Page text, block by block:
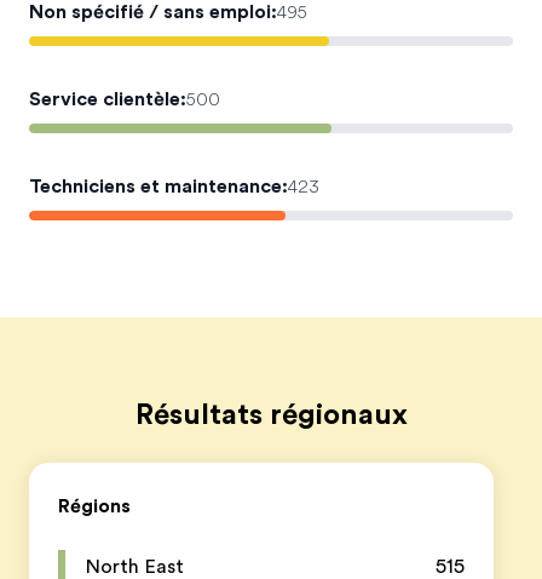
Non spécifié / sans emploi:495
Service clientèle:500
Techniciens et maintenance:423
Résultats régionaux
Régions
North East
515